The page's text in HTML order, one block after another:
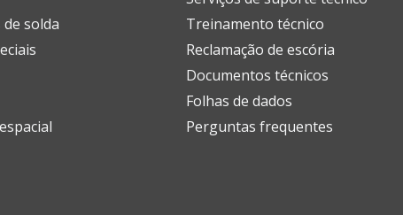
solda
Treinamento técnico
Reclamação de escória
Documentos técnicos
Folhas de dados
Perguntas frequentes